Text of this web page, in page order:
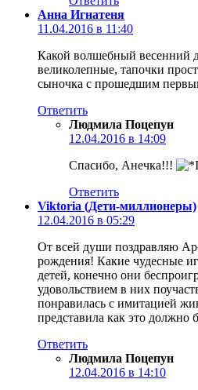
Анна Игнатеня
11.04.2016 в 11:40
Какой волшебный весенний
великолепные, тапочки
сыночка с прошедшим
Ответить
Людмила Поцепун
12.04.2016 в 14:09
Спасибо, Анечка!!!
Ответить
Viktoria (Дети-миллионеры)
12.04.2016 в 05:29
От всей души поздравляю
рождения! Какие чудесные
детей, конечно они
удовольствием в них
понравилась с имитацией
представила как это должно
Ответить
Людмила Поцепун
12.04.2016 в 14:10